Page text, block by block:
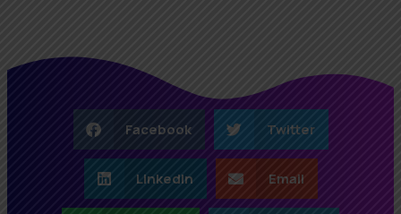
Facebook Twitter
LinkedIn Email